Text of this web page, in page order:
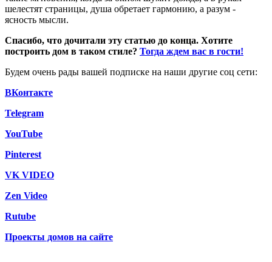
шелестят страницы, душа обретает гармонию, а разум -
ясность мысли.
Спасибо, что дочитали эту статью до конца. Хотите
построить дом в таком стиле? Тогда ждем вас в гости!
Будем очень рады вашей подписке на наши другие соц сети:
ВКонтакте
Telegram
YouTube
Pinterest
VK VIDEO
Zen Video
Rutube
Проекты домов на сайте